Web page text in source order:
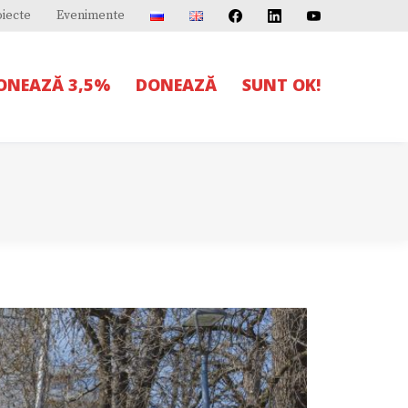
Evenimente
3,5% DONEAZĂ SUNT OK!